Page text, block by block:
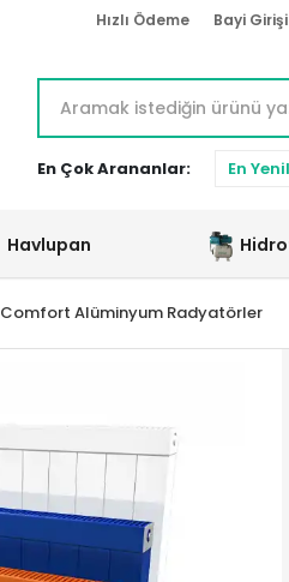
Hızlı Ödeme Bayi Girişi
En Çok Arananlar: En
Havlupan
Comfort Alüminyum Radyatörler